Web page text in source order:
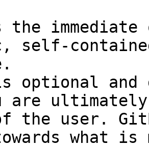
the
self-
optional and
are
the user.
what